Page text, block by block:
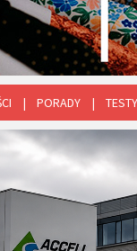
| PORADY | TESTY